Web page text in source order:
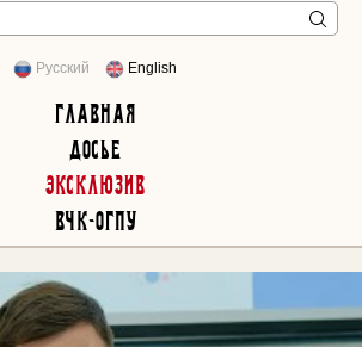
Русский English
Главная
Досье
Эксклюзив
ВЧК-ОГПУ